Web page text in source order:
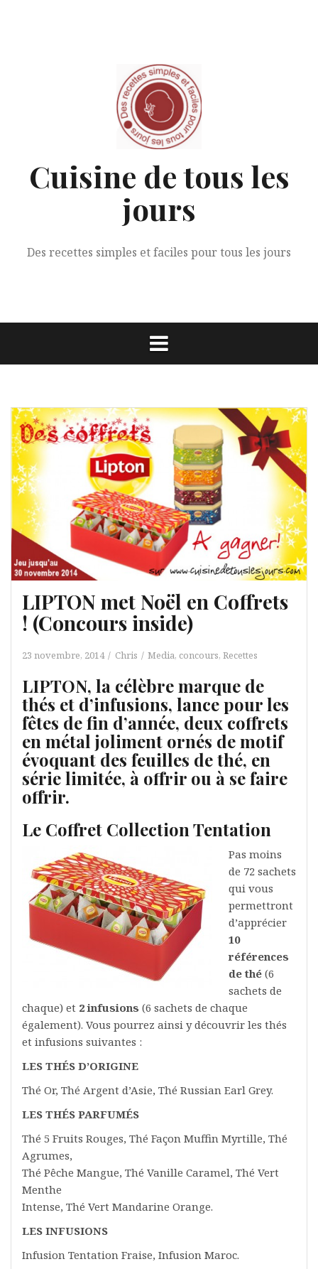
Cuisine de tous les
jours
Des recettes simples et faciles pour tous les jours
LIPTON met Noël en Coffrets
! (Concours inside)
23 novembre, 2014 Chris Media, concours, Recettes
LIPTON, la célèbre marque de
thés et d’infusions, lance pour les
fêtes de fin d’année, deux coffrets
en métal joliment ornés de motif
évoquant des feuilles de thé, en
série limitée, à offrir ou à se faire
offrir.
Le Coffret Collection Tentation
Pas moins
de 72 sachets
qui vous
permettront
d’apprécier
10
références
de thé(6
sachets de
chaque) et 2 infusions (6 sachets de chaque
également). Vous pourrez ainsi y découvrir les thés
et infusions suivantes :
LES THÉS D’ORIGINE
Thé Or, Thé Argent d’Asie, Thé Russian Earl Grey.
LES THÉS PARFUMÉS
Thé 5 Fruits Rouges, Thé Façon Muffin Myrtille, Thé
Agrumes,
Thé Pêche Mangue, Thé Vanille Caramel, Thé Vert
Menthe
Intense, Thé Vert Mandarine Orange.
LES INFUSIONS
Infusion Tentation Fraise, Infusion Maroc.